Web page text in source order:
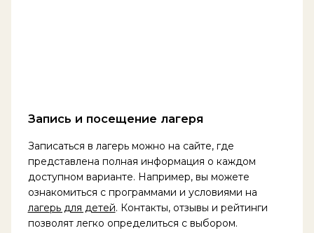
Запись и посещение лагеря
Записаться в лагерь можно на сайте, где
представлена полная информация о каждом
доступном варианте. Например, вы можете
ознакомиться с программами и условиями на
лагерь для детей. Контакты, отзывы и рейтинги
позволят легко определиться с выбором.